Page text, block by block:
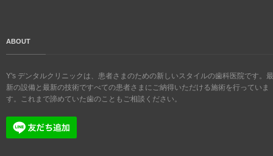
ABOUT
Y's デンタルクリニックは、患者さまのための新しいスタイルの歯科医院です。最
新の設備と最新の技術ですべての患者さまにご納得いただける施術を行っていま
す。これまで諦めていた歯のこともご相談ください。